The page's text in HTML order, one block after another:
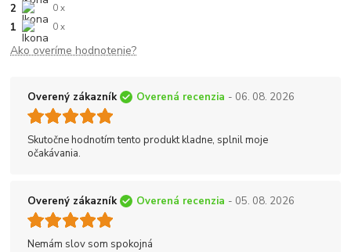
2 0 x
1 0 x
Ako overíme hodnotenie?
Overený zákazník Overená recenzia - 06. 08. 2026
Skutočne hodnotím tento produkt kladne, splnil moje
očakávania.
Overený zákazník Overená recenzia - 05. 08. 2026
Nemám slov som spokojná